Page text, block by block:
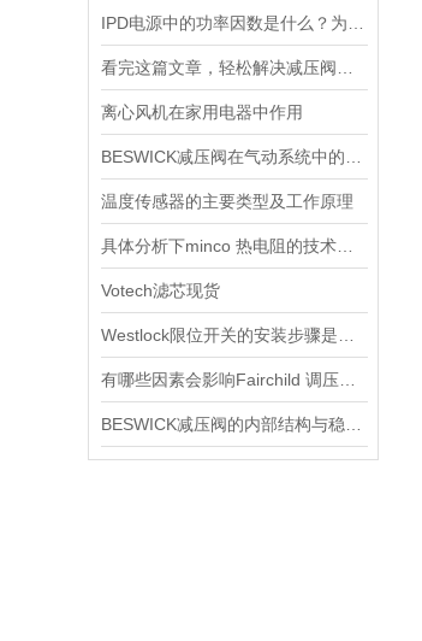
离心风机在家用电器中作用
温度传感器的主要类型及工作原理
Votech滤芯现货